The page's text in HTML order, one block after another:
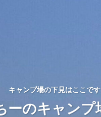
キャンプ場の下見はここで
ーのキャンプ